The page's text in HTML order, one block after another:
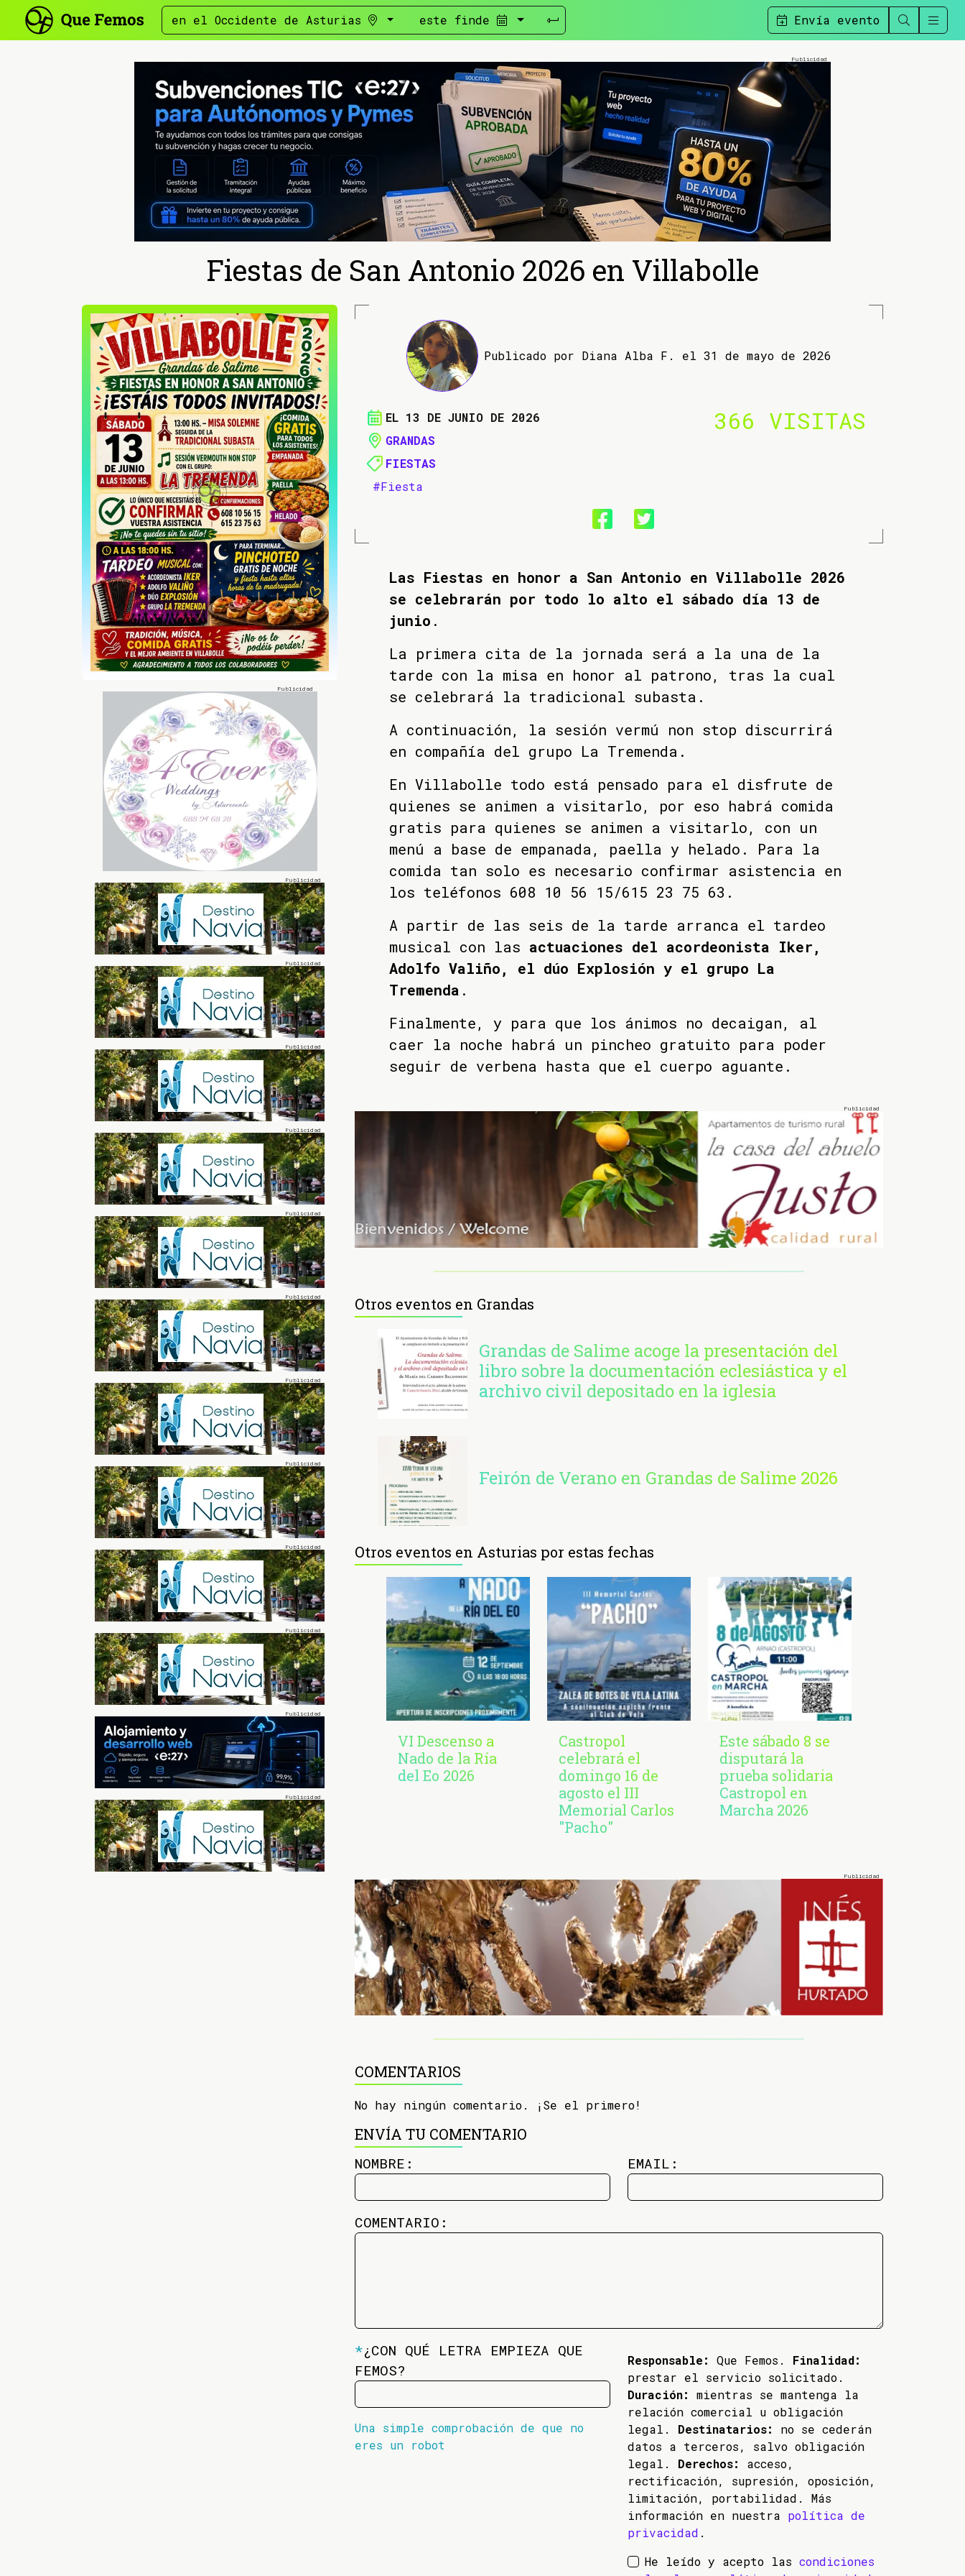
en el Occidente de Asturias este finde Envía evento
Fiestas de San Antonio 2026 en Villabolle
Publicado por Diana Alba F. el 31 de mayo de 2026
EL 13 DE JUNIO DE 2026
GRANDAS
FIESTAS
#Fiesta
366 VISITAS
Las Fiestas en honor a San Antonio en Villabolle 2026
se celebrarán por todo lo alto el sábado día 13 de
junio .
La primera cita de la jornada será a la una de la
tarde con la misa en honor al patrono, tras la cual
se celebrará la tradicional subasta.
A continuación, la sesión vermú non stop discurrirá
en compañía del grupo La Tremenda.
En Villabolle todo está pensado para el disfrute de
quienes se animen a visitarlo, por eso habrá comida
gratis para quienes se animen a visitarlo, con un
menú a base de empanada, paella y helado. Para la
comida tan solo es necesario confirmar asistencia en
los teléfonos 608 10 56 15/615 23 75 63.
A partir de las seis de la tarde arranca el tardeo
musical con las actuaciones del acordeonista Iker,
Adolfo Valiño, el dúo Explosión y el grupo La
Tremenda .
Finalmente, y para que los ánimos no decaigan, al
caer la noche habrá un pincheo gratuito para poder
seguir de verbena hasta que el cuerpo aguante.
Otros eventos en Grandas
Grandas de Salime acoge la presentación del
libro sobre la documentación eclesiástica y el
archivo civil depositado en la iglesia
Feirón de Verano en Grandas de Salime 2026
Otros eventos en Asturias por estas fechas
VI Descenso a
Nado de la Ría
del Eo 2026
Castropol
celebrará el
domingo 16 de
agosto el III
Memorial Carlos
"Pacho"
Este sábado 8 se
disputará la
prueba solidaria
Castropol en
Marcha 2026
COMENTARIOS
No hay ningún comentario. ¡Se el primero!
ENVÍA TU COMENTARIO
NOMBRE: EMAIL:
COMENTARIO:
*¿CON QUÉ LETRA EMPIEZA QUE
FEMOS?
Una simple comprobación de que no
eres un robot
Responsable: Que Femos. Finalidad:
prestar el servicio solicitado.
Duración:
mientras se mantenga la
relación comercial u obligación
legal. Destinatarios:
no se cederán
datos a terceros, salvo obligación
legal. Derechos:
acceso,
rectificación, supresión, oposición,
limitación, portabilidad. Más
información en nuestra política de
privacidad .
He leído y acepto las condiciones